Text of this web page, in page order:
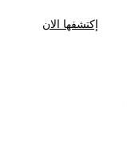
إكتشفها الان